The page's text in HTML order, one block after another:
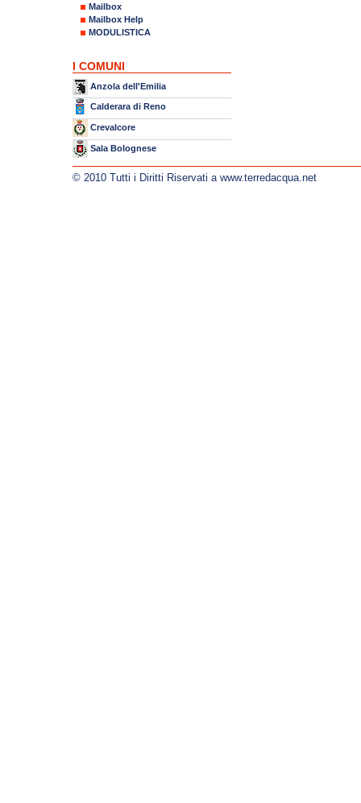
Mailbox
Mailbox Help
MODULISTICA
I COMUNI
Anzola dell'Emilia
Calderara di Reno
Crevalcore
Sala Bolognese
© 2010 Tutti i Diritti Riservati a www.terredacqua.net